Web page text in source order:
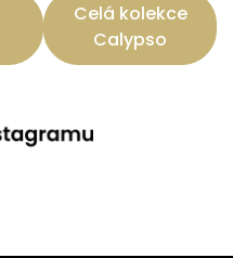
Celá kolekce
Calypso